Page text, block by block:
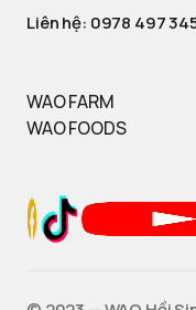
Liên hệ: 0978 497
WAO FARM
WAO FOODS